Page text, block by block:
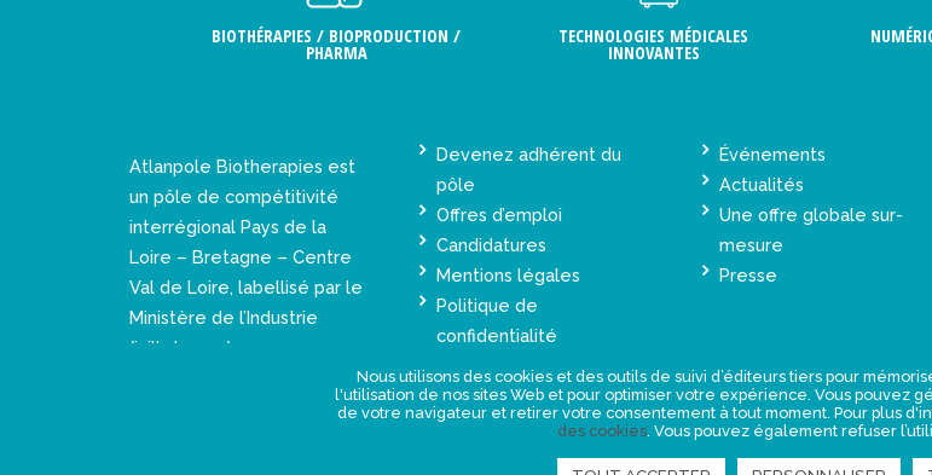
BIOTHÉRAPIES / BIOPRODUCTION /
PHARMA
TECHNOLOGIES MÉDICALES
INNOVANTES
Atlanpole Biotherapies est
un pôle de compétitivité
interrégional Pays de la
Loire – Bretagne – Centre
Val de Loire, labellisé par le
Ministère de l’Industrie
(juillet 2005).
Devenez adhérent du
pôle
Offres d’emploi
Candidatures
Mentions légales
Politique de
confidentialité
Événements
Actualités
Une offre globale sur-
mesure
Presse
Nous utilisons des cookies et des outils de suivi d’éditeurs tiers pour
l'utilisation de nos sites Web et pour optimiser votre expérience. Vous pouvez
de votre navigateur et retirer votre consentement à tout moment. Pour plus
des cookies. Vous pouvez également refuser